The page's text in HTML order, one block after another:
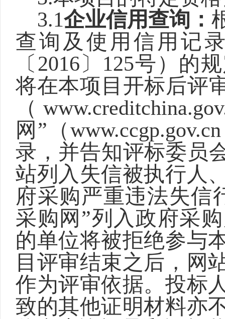
3.1企业信用查询：
查询及使用信用记
〔 2016〕125号） 的
将在本项目开标后评
（
网”（
录，并告知评标委员
站列入失信被执行人
府采购严重违法失信
采购网”列入政府采
的单位将被拒绝参与
目评审结束之后，网
作为评审依据。投标
致的其他证明材料亦